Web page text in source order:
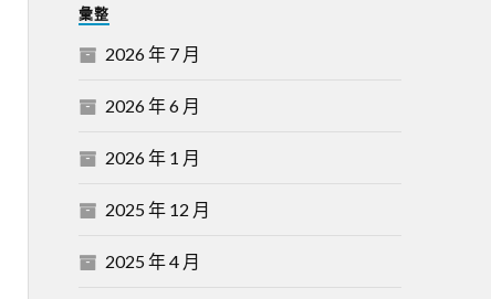
彙整
2026 年 7 月
2026 年 6 月
2026 年 1 月
2025 年 12 月
2025 年 4 月